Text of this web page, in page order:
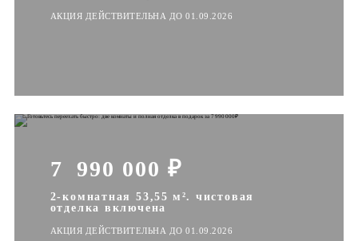
АКЦИЯ ДЕЙСТВИТЕЛЬНА ДО 01.09.2026
7 990 000 ₽
2-комнатная 53,55 м². чистовая
отделка включена
АКЦИЯ ДЕЙСТВИТЕЛЬНА ДО 01.09.2026